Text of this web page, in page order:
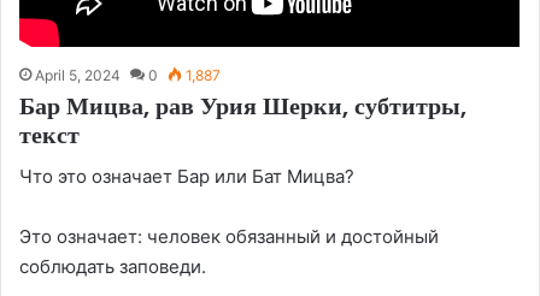
April 5, 2024 0 1,887
Бар Мицва, рав Урия Шерки, субтитры,
текст
Что это означает Бар или Бат Мицва?
Это означает: человек обязанный и достойный
соблюдать заповеди.